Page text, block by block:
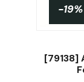
-19%
[79138]